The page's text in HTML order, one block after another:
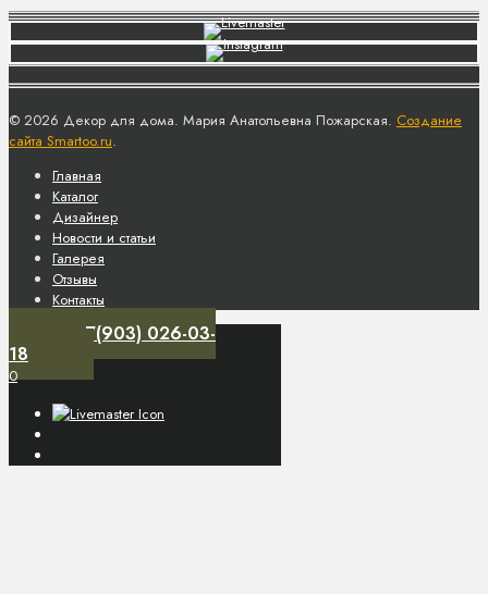
© 2026 Декор для дома. Мария Анатольевна Пожарская. Создание
сайта Smartoo.ru.
Главная
Каталог
Дизайнер
Новости и статьи
Галерея
Отзывы
Контакты
+7(903) 026-03-
18
0